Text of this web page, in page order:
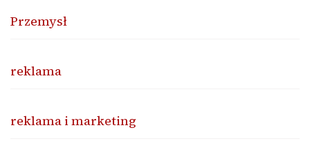
Przemysł
reklama
reklama i marketing